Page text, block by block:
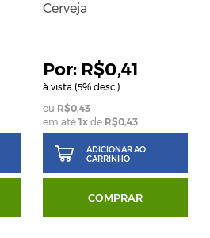
Cerveja
R$0,41
à vista (5% desc.)
R$0,43
em até 1xde R$0,43
ADICIONAR AO
CARRINHO
COMPRAR